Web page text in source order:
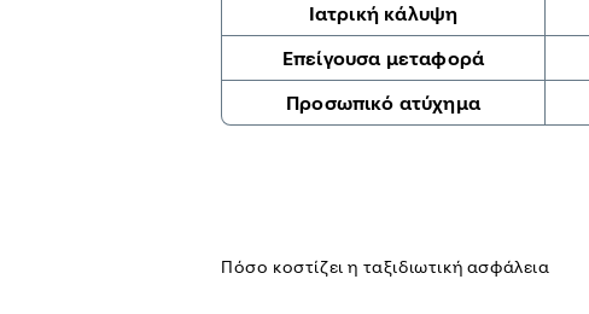
Ιατρική κάλυψη
Επείγουσα μεταφορά
Προσωπικό ατύχημα
Πόσο κοστίζει η ταξιδιωτική ασφάλεια